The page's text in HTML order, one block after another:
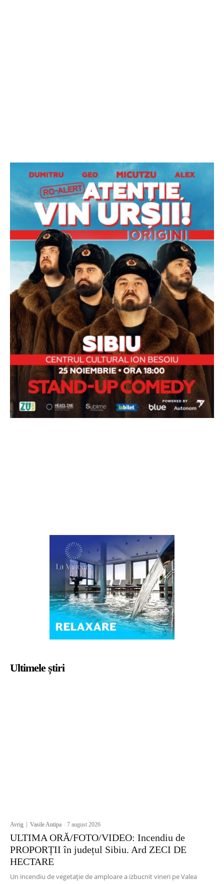
Ultimele știri
Avrig Vasile Antipa -7 august 2026
ULTIMA ORĂ/FOTO/VIDEO: Incendiu de
PROPORȚII în județul Sibiu. Ard ZECI DE
HECTARE
Un incendiu de vegetație de amploare a izbucnit vineri pe Valea